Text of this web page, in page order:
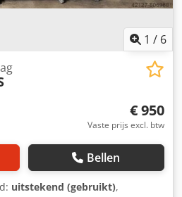
1 / 6
€ 950
Vaste prijs excl. btw
Bellen
uitstekend (gebruikt),